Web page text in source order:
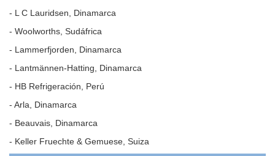
- L C Lauridsen, Dinamarca
- Woolworths, Sudáfrica
- Lammerfjorden, Dinamarca
- Lantmännen-Hatting, Dinamarca
- HB Refrigeración, Perú
- Arla, Dinamarca
- Beauvais, Dinamarca
- Keller Fruechte & Gemuese, Suiza